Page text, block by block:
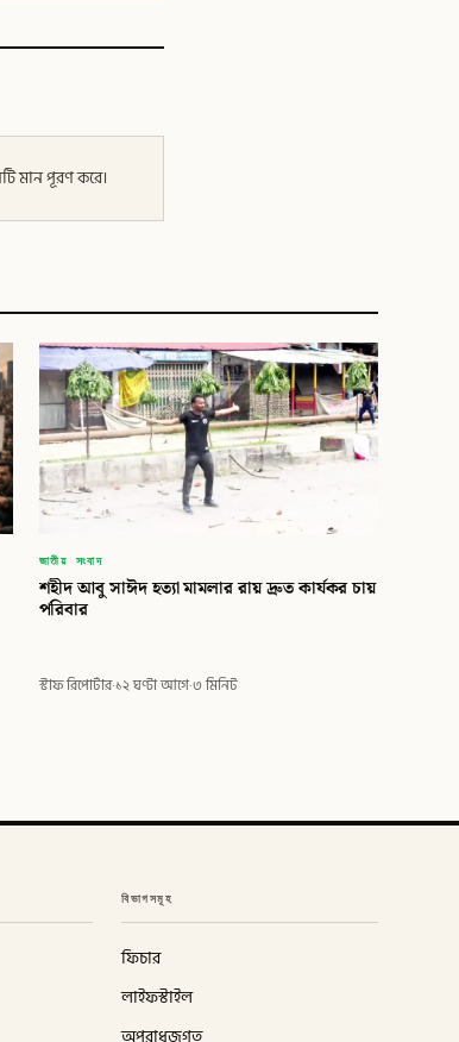
মান পূরণ করে।
জাতীয় সংবাদ
শহীদ আবু সাঈদ হত্যা মামলার রায় দ্রুত কার্যকর চায়
পরিবার
স্টাফ রিপোর্টার·১২ ঘণ্টা আগে·৩ মিনিট
বিভাগসমূহ
ফিচার
লাইফস্টাইল